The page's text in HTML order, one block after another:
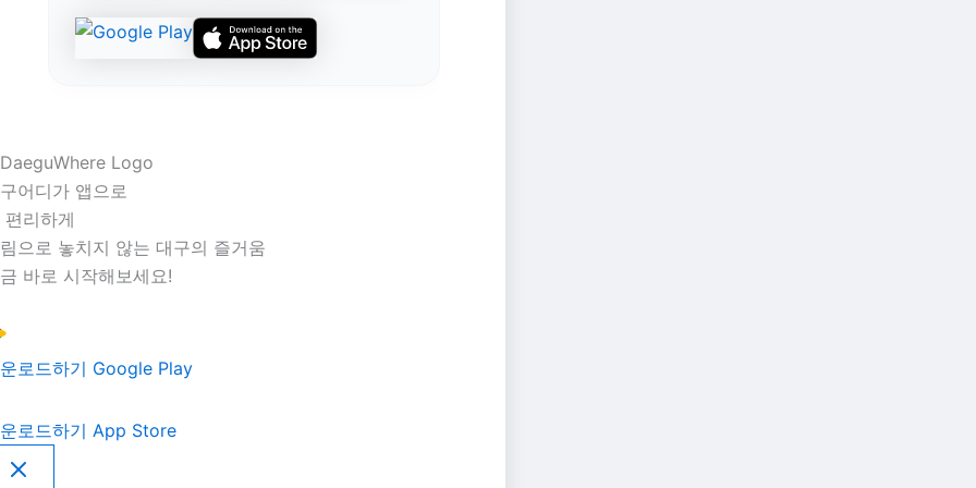
어디가 앱으로
편리하게
으로 놓치지 않는 대구의 즐거움
바로 시작해보세요!
로드하기 Google Play
로드하기 App Store